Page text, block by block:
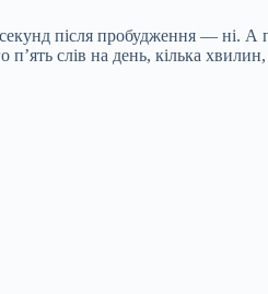
після пробудження — ні. А
слів на день, кілька хвилин,